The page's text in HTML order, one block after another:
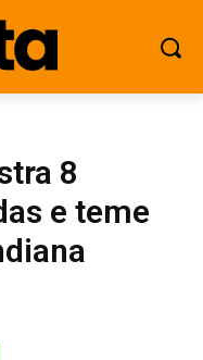
8
e teme